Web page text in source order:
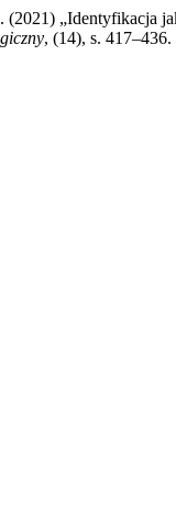
„Identyfikacja
, (14), s.